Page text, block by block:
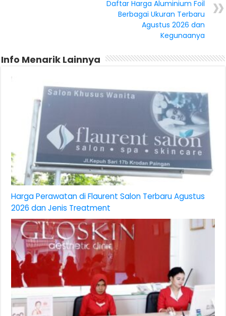
Daftar Harga Aluminium Foil
Berbagai Ukuran Terbaru
Agustus 2026 dan
Kegunaanya
Info Menarik Lainnya
Harga Perawatan di Flaurent Salon Terbaru Agustus
2026 dan Jenis Treatment